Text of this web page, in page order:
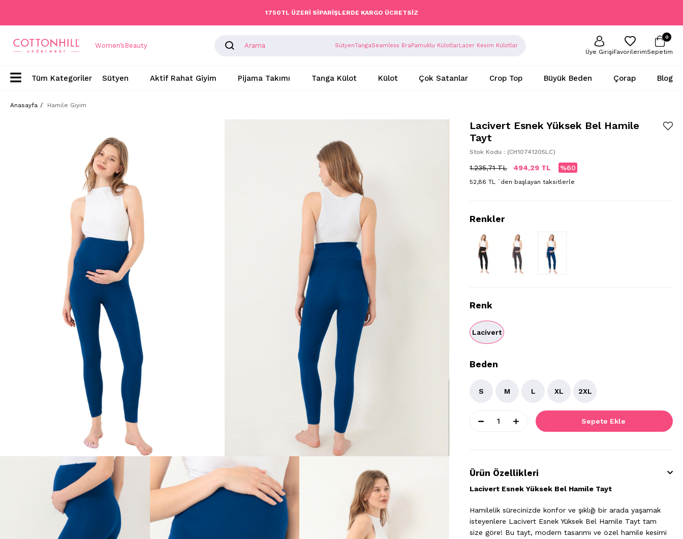
1750TL ÜZERİ SİPARİŞLERDE KARGO ÜCRETSİZ
Women’s Beauty SütyenTangaSeamless BraPamuklu KülotlarLazer Kesim Külotlar
Üye GirişiFavorilerimSepetim
0
Sütyen Aktif Rahat Giyim Pijama Takımı Tanga Külot Külot Çok Satanlar Crop Top Büyük Beden Çorap Blog
Anasayfa Hamile Giyim
Lacivert Esnek Yüksek Bel Hamile
Tayt
Stok Kodu (CH10741205LC)
1.235,71 TL 494,29 TL 60
52,86 TL `den başlayan taksitlerle
Renk
Lacivert
Beden
S M L XL 2XL
Ürün Özellikleri
Lacivert Esnek Yüksek Bel Hamile Tayt
Hamilelik sürecinizde konfor ve şıklığı bir arada yaşamak
isteyenlere Lacivert Esnek Yüksek Bel Hamile Tayt tam
size göre! Bu tayt, modern tasarımı ve özel hamile kesimi